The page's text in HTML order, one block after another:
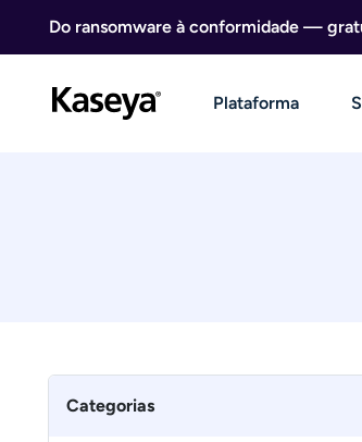
Do ransomware à conformidade —
Plataforma
Categorias